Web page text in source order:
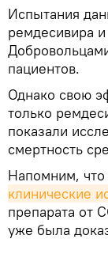
Испытания
ремдесивира
пациентов.
Однако свою
только
показали
смертность
Напомним, что
клинические
препарата от
уже была